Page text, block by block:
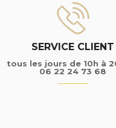
SERVICE CLIENT
tous les jours de 10h à
06 22 24 73 68